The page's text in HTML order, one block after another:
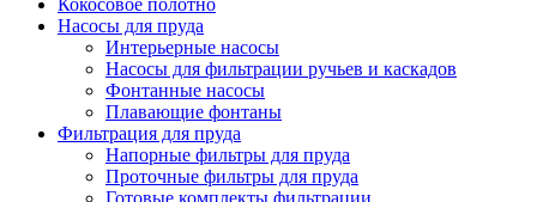
Насосы для пруда
Интерьерные насосы
Насосы для фильтрации ручьев и каскадов
Фонтанные насосы
Плавающие фонтаны
Фильтрация для пруда
Напорные фильтры для пруда
Проточные фильтры для пруда
Готовые комплекты фильтрации